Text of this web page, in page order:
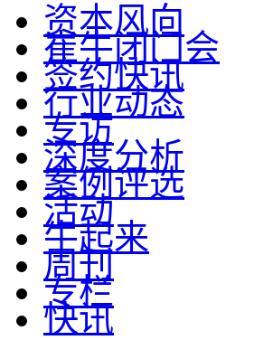
资本风向
崔牛闭门会
签约快讯
行业动态
专访
深度分析
案例评选
活动
牛起来
周刊
专栏
快讯